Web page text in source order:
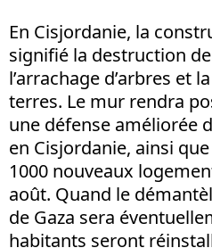
En Cisjordanie, la
signifié la destruction
l’arrachage d’arbres et
terres. Le mur rendra
une défense améliorée
en Cisjordanie, ainsi
1000 nouveaux
août. Quand le
de Gaza sera
habitants seront